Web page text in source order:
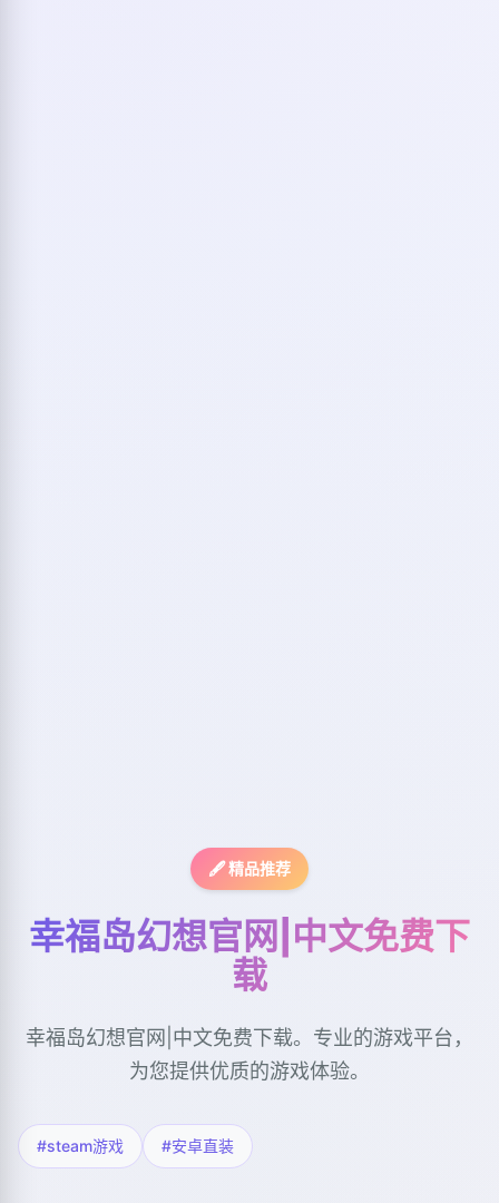
🖋️ 精品推荐
幸福岛幻想官网|中文免费下
载
幸福岛幻想官网|中文免费下载。专业的游戏平台，
为您提供优质的游戏体验。
#steam游戏 #安卓直装